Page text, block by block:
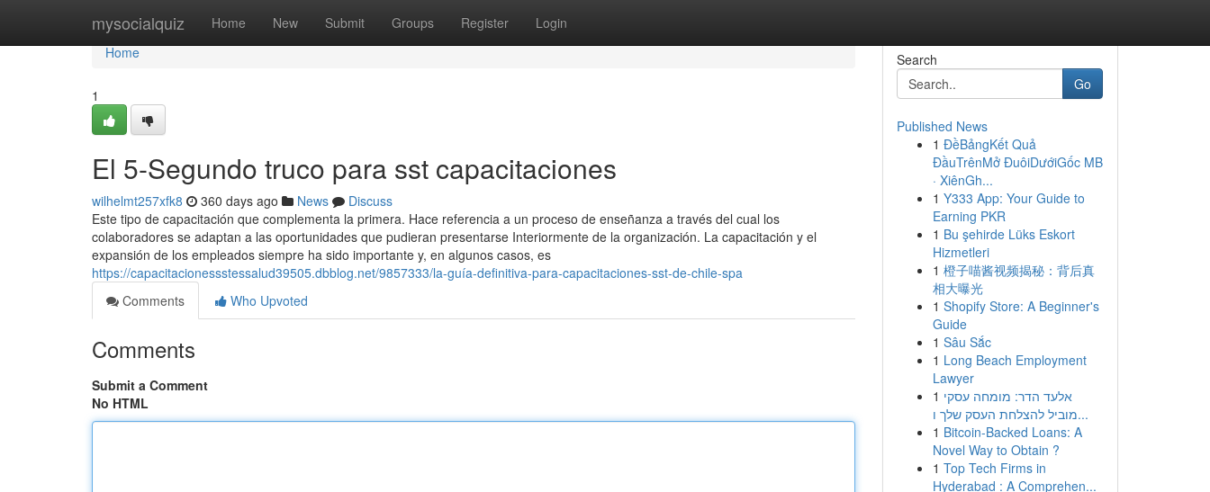
mysocialquiz Home New Submit Groups Register Login
Home
Home
1
El 5-Segundo truco para sst capacitaciones
wilhelmt257xfk8 360 days ago News
Discuss
Este tipo de capacitación que complementa la primera. Hace referencia a un proceso de enseñanza a través del cual los
colaboradores se adaptan a las oportunidades que pudieran presentarse Interiormente de la organización. La capacitación y el
expansión de los empleados siempre ha sido importante y, en algunos casos, es
https://capacitacionessstessalud39505.dbblog.net/9857333/la-guía-definitiva-para-capacitaciones-sst-de-chile-spa
Comments
Who Upvoted
Comments
Submit a Comment
No HTML
Search
Go
Published News
1 ĐềBảngKết Quả
ĐầuTrênMở ĐuôiDướiGốc MB
· XiênGh...
1 Y333 App: Your Guide to
Earning PKR
1 Bu şehirde Lüks Eskort
Hizmetleri
1 橙子喵酱视频揭秘：背后真
相大曝光
1 Shopify Store: A Beginner's
Guide
1 Sâu Sắc
1 Long Beach Employment
Lawyer
1 אלעד הדר: מומחה עסקי
מוביל להצלחת העסק שלך ו...
1 Bitcoin-Backed Loans: A
Novel Way to Obtain ?
1 Top Tech Firms in
Hyderabad : A Comprehen...